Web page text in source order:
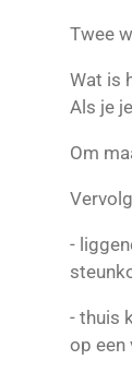
Twee
Wat is
Als je
Om
-
- thuis
op een